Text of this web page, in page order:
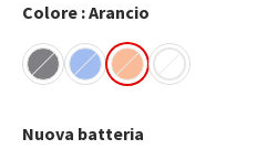
Colore : Arancio
Nuova batteria